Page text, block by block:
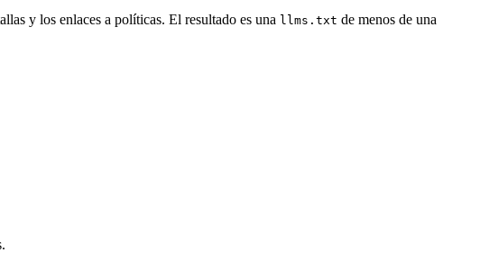
y los enlaces a políticas. El resultado es una llms.txt de menos de una